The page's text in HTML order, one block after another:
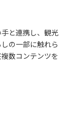
と連携し、観光
の一部に触れら
数コンテンツを